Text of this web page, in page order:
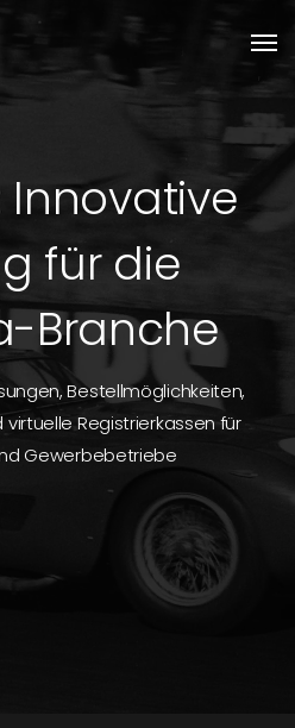
Innovative
für die
Branche
Bestellmöglichkeiten,
Registrierkassen für
Gewerbebetriebe